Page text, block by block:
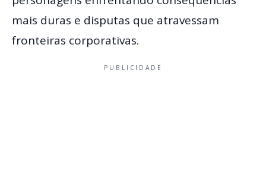
mais duras e disputas que atravessam
fronteiras corporativas.
PUBLICIDADE